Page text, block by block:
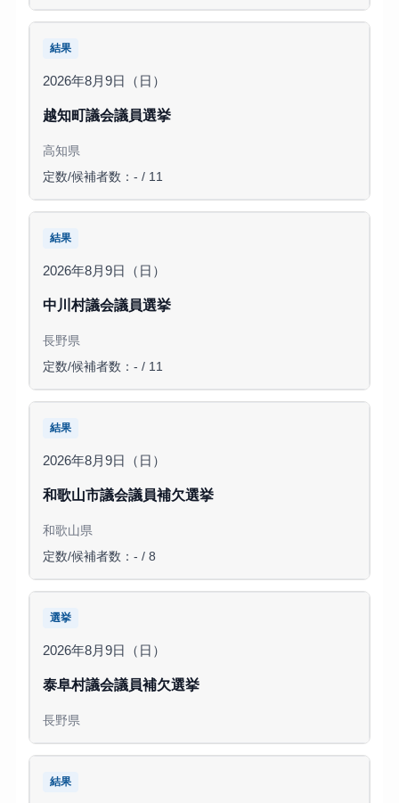
結果
2026年8月9日（日）
越知町議会議員選挙
高知県
定数/候補者数：- / 11
結果
2026年8月9日（日）
中川村議会議員選挙
長野県
定数/候補者数：- / 11
結果
2026年8月9日（日）
和歌山市議会議員補欠選挙
和歌山県
定数/候補者数：- / 8
選挙
2026年8月9日（日）
泰阜村議会議員補欠選挙
長野県
結果